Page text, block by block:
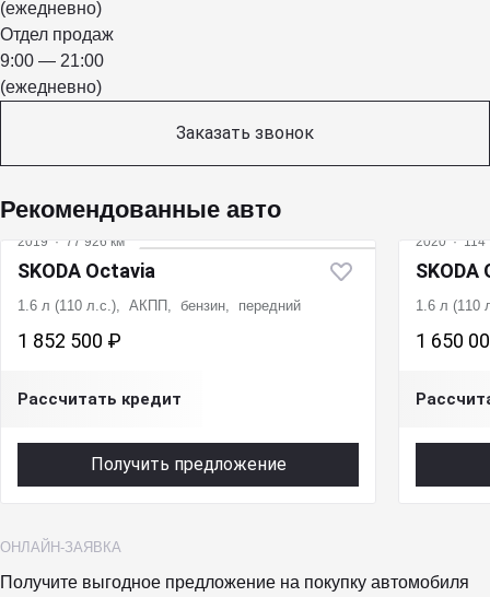
(ежедневно)
Отдел продаж
9:00 — 21:00
(ежедневно)
Заказать звонок
Рекомендованные авто
2019 · 77 926 км
SKODA Octavia
1.6 л (110 л.с.), АКПП, бензин, передний
1 852 500 ₽
Рассчитать кредит
Получить предложение
2020 ·
SKODA
1.6 л (110
1 650
ОНЛАЙН-ЗАЯВКА
Получите выгодное предложение на покупку автомобиля